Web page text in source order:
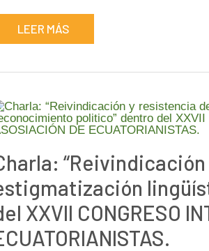
LEER MÁS
XXVII CONGRESO